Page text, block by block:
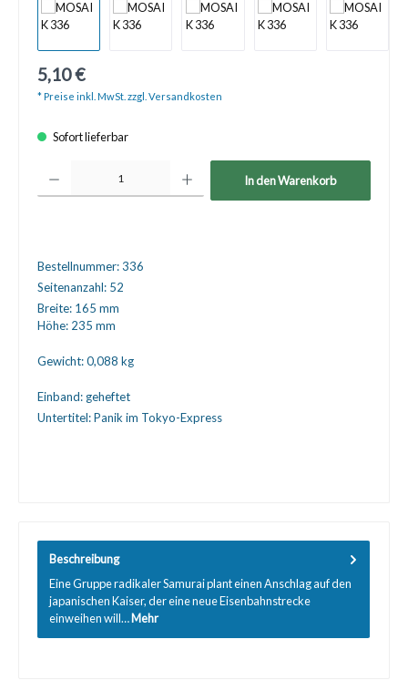
5,10 €
* Preise inkl. MwSt. zzgl. Versandkosten
Sofort lieferbar
In den Warenkorb
Bestellnummer:336
Seitenanzahl: 52
Breite: 165 mm
Höhe: 235 mm
Gewicht:0,088 kg
Einband: geheftet
Untertitel:Panik im Tokyo-Express
Beschreibung
Eine Gruppe radikaler Samurai plant einen Anschlag auf den
japanischen Kaiser, der eine neue Eisenbahnstrecke
einweihen will…Mehr